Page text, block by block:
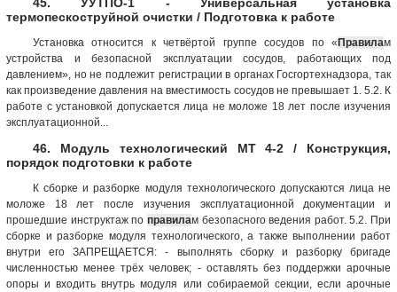
термопескоструйной очистки / Подготовка к работе
Установка относится к четвёртой группе сосудов по «Правилам
устройства и безопасной эксплуатации сосудов, работающих под
давлением», но не подлежит регистрации в органах Госгортехнадзора, так
как произведение давления на вместимость сосудов не превышает 1. 5.2. К
работе с установкой допускается лица не моложе 18 лет после изучения
эксплуатационной...
46. Модуль технологический МТ 4-2 / Конструкция,
порядок подготовки к работе
К сборке и разборке модуля технологического допускаются лица не
моложе 18 лет после изучения эксплуатационной документации и
прошедшие инструктаж по правилам безопасного ведения работ. 5.2. При
сборке и разборке модуля технологического, а также выполнении работ
внутри его ЗАПРЕЩАЕТСЯ: - выполнять сборку и разборку бригаде
численностью менее трёх человек; - оставлять без поддержки арочные
опоры и входить внутрь модуля или собираемой секции, если арочные